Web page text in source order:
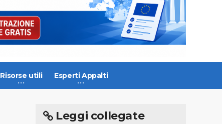
Risorse utili Esperti Appalti
Leggi collegate